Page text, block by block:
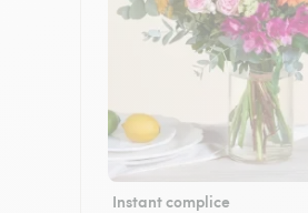
Instant complice